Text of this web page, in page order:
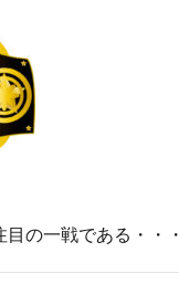
の一戦である・・・